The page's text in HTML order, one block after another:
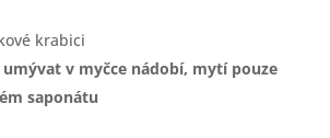
krabici
v myčce nádobí, mytí pouze
saponátu